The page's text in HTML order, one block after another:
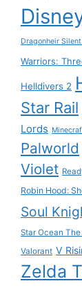
Dragonheir
Warriors:
Helldivers 2
Star Rail
Lords
Palworld
Violet
Robin Hood:
Soul
Star Ocean
Valorant V
Zelda